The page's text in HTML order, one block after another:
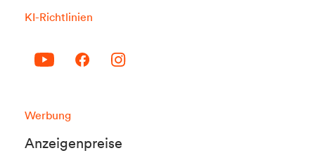
KI-Richtlinien
Werbung
Anzeigenpreise